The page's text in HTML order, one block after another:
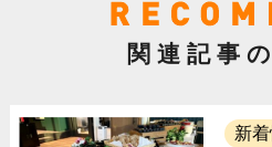
関連記事
新